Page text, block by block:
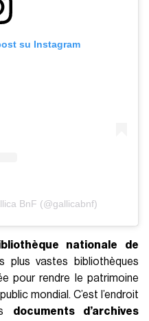
su Instagram
BnF (@gallicabnf)
nationale de
plus vastes bibliothèques
pour rendre le patrimoine
mondial. C’est l’endroit
documents d’archives